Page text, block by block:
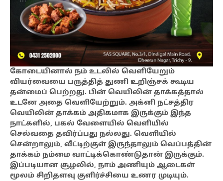
கோடையினால் நம் உடலில் வெளியேறும்
வியர்வையை பருத்தித் துணி உறிஞ்சக் கூடிய
தன்மைப் பெற்றது. பின் வெயிலின் தாக்கத்தால்
உடனே அதை வெளியேற்றும். அக்னி நட்சத்திர
வெயிலின் தாக்கம் அதிகமாக இருக்கும் இந்த
நாட்களில், பகல் வேளையில் வெளியில்
செல்வதை தவிர்ப்பது நல்லது. வெளியில்
சென்றாலும், வீட்டிற்குள் இருந்தாலும் வெப்பத்தின்
தாக்கம் நம்மை வாட்டிக்கொண்டுதான் இருக்கும்.
இப்படியான சூழலில், நாம் அணியும் ஆடைகள்
மூலம் சிறிதளவு குளிர்ச்சியை உணர முடியும்.